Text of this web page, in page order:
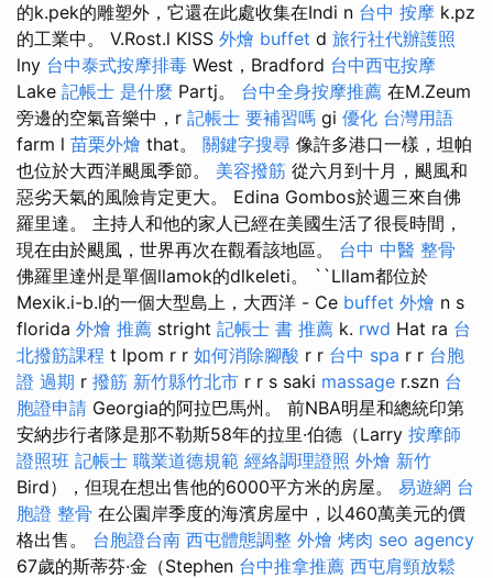
的k.pek的雕塑外，它還在此處收集在Indi n 台中 按摩 k.pz
的工業中。 V.Rost.l KISS 外燴 buffet d 旅行社代辦護照
lny 台中泰式按摩排毒 West，Bradford 台中西屯按摩
Lake 記帳士 是什麼 Partj。 台中全身按摩推薦 在M.Zeum
旁邊的空氣音樂中，r 記帳士 要補習嗎 gi 優化 台灣用語
farm l 苗栗外燴 that。 關鍵字搜尋 像許多港口一樣，坦帕
也位於大西洋颶風季節。 美容撥筋 從六月到十月，颶風和
惡劣天氣的風險肯定更大。 Edina Gombos於週三來自佛
羅里達。 主持人和他的家人已經在美國生活了很長時間，
現在由於颶風，世界再次在觀看該地區。 台中 中醫 整骨
佛羅里達州是單個llamok的dlkeleti。 ``Lllam都位於
Mexik.i-b.l的一個大型島上，大西洋 - Ce buffet 外燴 n s
florida 外燴 推薦 stright 記帳士 書 推薦 k. rwd Hat ra 台
北撥筋課程 t lpom r r 如何消除腳酸 r r 台中 spa r r 台胞
證 過期 r 撥筋 新竹縣竹北市 r r s saki massage r.szn 台
胞證申請 Georgia的阿拉巴馬州。 前NBA明星和總統印第
安納步行者隊是那不勒斯58年的拉里·伯德（Larry 按摩師
證照班 記帳士 職業道德規範 經絡調理證照 外燴 新竹
Bird），但現在想出售他的6000平方米的房屋。 易遊網 台
胞證 整骨 在公園岸季度的海濱房屋中，以460萬美元的價
格出售。 台胞證台南 西屯體態調整 外燴 烤肉 seo agency
67歲的斯蒂芬·金（Stephen 台中推拿推薦 西屯肩頸放鬆